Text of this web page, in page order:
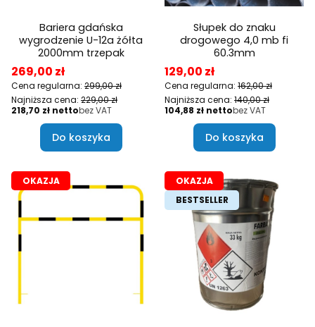
Bariera gdańska
wygrodzenie U-12a żółta
2000mm trzepak
Cena promocyjna
269,00 zł
Cena regularna: 299,00 zł
Najniższa cena: 229,00 zł
Cena
218,70 zł bez VAT
Do koszyka
Słupek do znaku
drogowego 4,0 mb fi
60.3mm
Cena promocyjna
129,00 zł
Cena regularna: 162,00 zł
Najniższa cena: 140,00 zł
Cena
104,88 zł bez VAT
Do koszyka
OKAZJA
OKAZJA
BESTSELLER